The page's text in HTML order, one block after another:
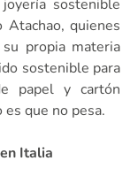
sostenible
quienes
propia materia
sostenible para
papel y cartón
que no pesa.
Italia